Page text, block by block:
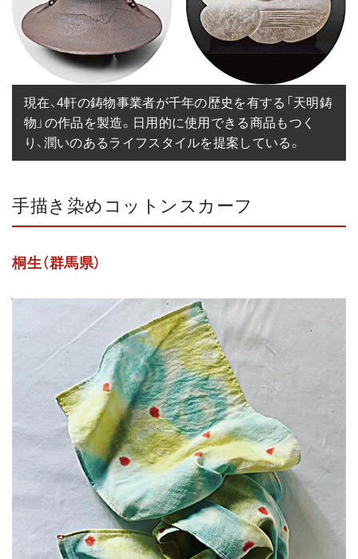
現在、4軒の鋳物事業者が千年の歴史を有する「天明鋳
物」の作品を製造。日用的に使用できる商品もつく
り、潤いのあるライフスタイルを提案している。
手描き染めコットンスカーフ
桐生（群馬県）